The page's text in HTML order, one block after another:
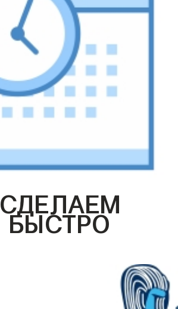
СДЕЛАЕМ
БЫСТРО